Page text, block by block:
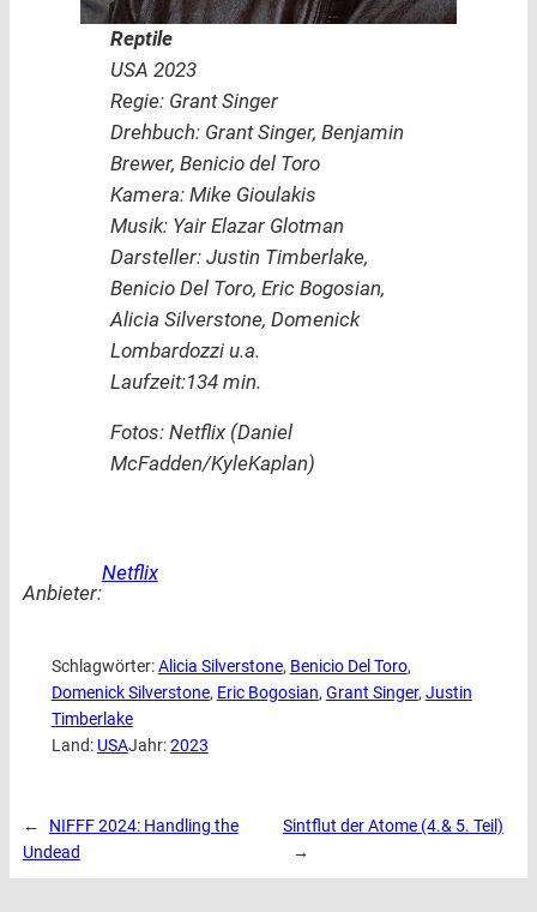
Reptile
USA 2023
Regie: Grant Singer
Drehbuch: Grant Singer, Benjamin
Brewer, Benicio del Toro
Kamera: Mike Gioulakis
Musik: Yair Elazar Glotman
Darsteller: Justin Timberlake,
Benicio Del Toro, Eric Bogosian,
Alicia Silverstone, Domenick
Lombardozzi u.a.
Laufzeit:134 min.
Fotos: Netflix (Daniel
McFadden/KyleKaplan)
Anbieter:
Netflix
Schlagwörter:Alicia Silverstone, Benicio Del Toro
Domenick Silverstone, Eric Bogosian, Grant Singer, Justin
Timberlake
Land: USAJahr:2023
←
NIFFF 2024: Handling the
Undead
Sintflut der Atome (4.& 5. Teil)
→